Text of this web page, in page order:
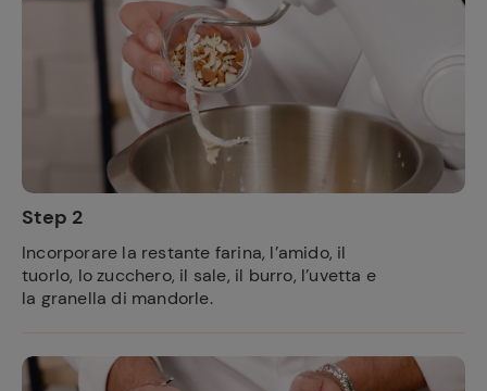
Step 2
Incorporare la restante farina, l’amido, il
tuorlo, lo zucchero, il sale, il burro, l’uvetta e
la granella di mandorle.